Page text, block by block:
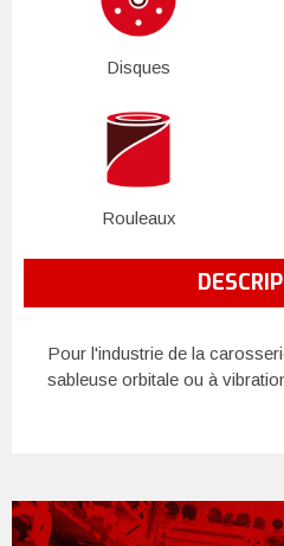
Disques
Rouleaux
Pour l'industrie de la
sableuse orbitale ou à